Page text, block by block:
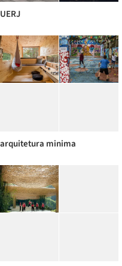
UERJ
arquitetura minima